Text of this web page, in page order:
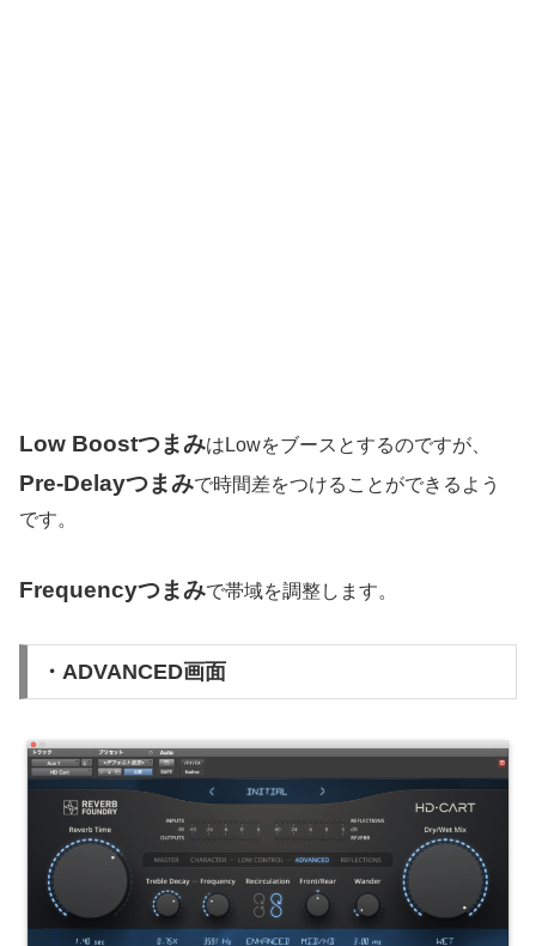
Low BoostつまみはLowをブースとするのですが、
Pre-Delayつまみで時間差をつけることができるよう
です。
Frequencyつまみで帯域を調整します。
・ADVANCED画面